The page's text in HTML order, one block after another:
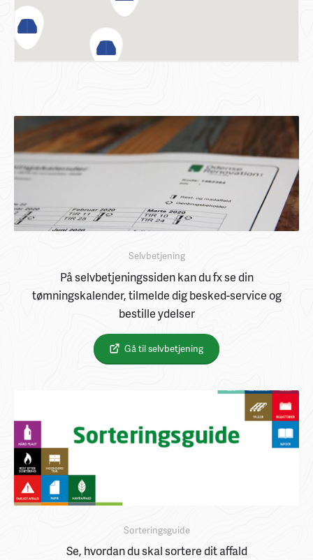
Selvbetjening
På selvbetjeningssiden kan du fx se din
tømningskalender, tilmelde dig besked-service og
bestille ydelser
Gå til selvbetjening
Sorteringsguide
Se, hvordan du skal sortere dit affald